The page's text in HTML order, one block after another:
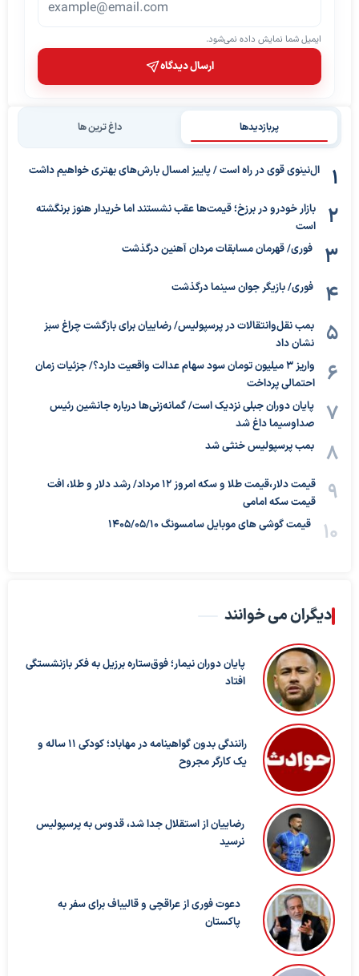
ایمیل شما نمایش داده نمی‌شود.
ارسال دیدگاه
پربازدیدها داغ ترین ها
ال‌نینوی قوی در راه است / پاییز امسال بارش‌های بهتری خواهیم داشت
بازار خودرو در برزخ؛ قیمت‌ها عقب نشستند اما خریدار هنوز برنگشته
است
فوری/ قهرمان مسابقات مردان آهنین درگذشت
فوری/ بازیگر جوان سینما درگذشت
بمب نقل‌وانتقالات در پرسپولیس/ رضاییان برای بازگشت چراغ سبز
نشان داد
واریز ۳ میلیون تومان سود سهام عدالت واقعیت دارد؟/ جزئیات زمان
احتمالی پرداخت
پایان دوران جبلی نزدیک است/ گمانه‌زنی‌ها درباره جانشین رئیس
صداوسیما داغ شد
بمب پرسپولیس خنثی شد
قیمت دلار،قیمت طلا و سکه امروز ۱۲ مرداد/ رشد دلار و طلا، افت
قیمت سکه امامی
قیمت گوشی های موبایل سامسونگ 1405/05/10
دیگران می خوانند
پایان دوران نیمار؛ فوق‌ستاره برزیل به فکر بازنشستگی
افتاد
رانندگی بدون گواهینامه در مهاباد؛ کودکی ۱۱ ساله و
یک کارگر مجروح
رضاییان از استقلال جدا شد، قدوس به پرسپولیس
نرسید
دعوت فوری از عراقچی و قالیباف برای سفر به
پاکستان